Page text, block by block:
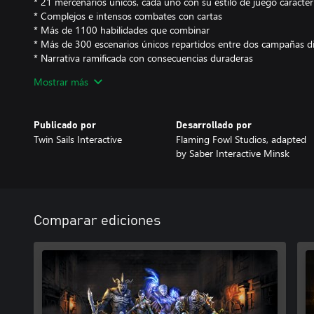
* Complejos e intensos combates con cartas
* Más de 1100 habilidades que combinar
* Más de 300 escenarios únicos repartidos entre dos campañas
* Narrativa ramificada con consecuencias duraderas
* Cooperativo en línea hasta 4 jugadores o en solitario
Jaws of the Lion es un DLC de historia que añade 4 clases: el
Rojo y la Centinela del Vacío. También incluye 25 misiones
forman parte de una siniestra historia manchada de sangre y
mercenario.
Mostrar más
Publicado por
Twin Sails Interactive
Desarrollado por
Flaming Fowl Studios, adapted
by Saber Interactive Minsk
Comparar ediciones